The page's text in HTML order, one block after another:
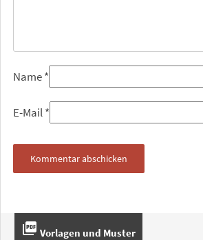
Name*
E-Mail*
picture_as_pdf Vorlagen und Muster